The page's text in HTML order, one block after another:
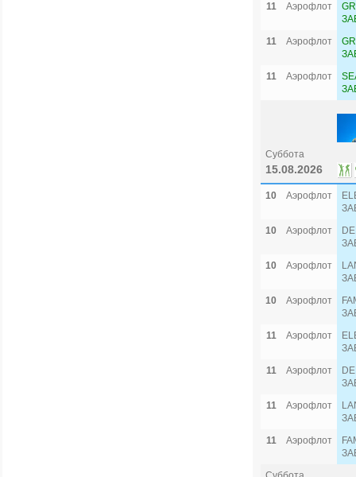
11
Аэрофлот
11
Аэрофлот
11
Аэрофлот
Суббота
15.08.2026
10 Аэрофлот
10
Аэрофлот
10
Аэрофлот
10
Аэрофлот
11
Аэрофлот
11
Аэрофлот
11
Аэрофлот
11
Аэрофлот